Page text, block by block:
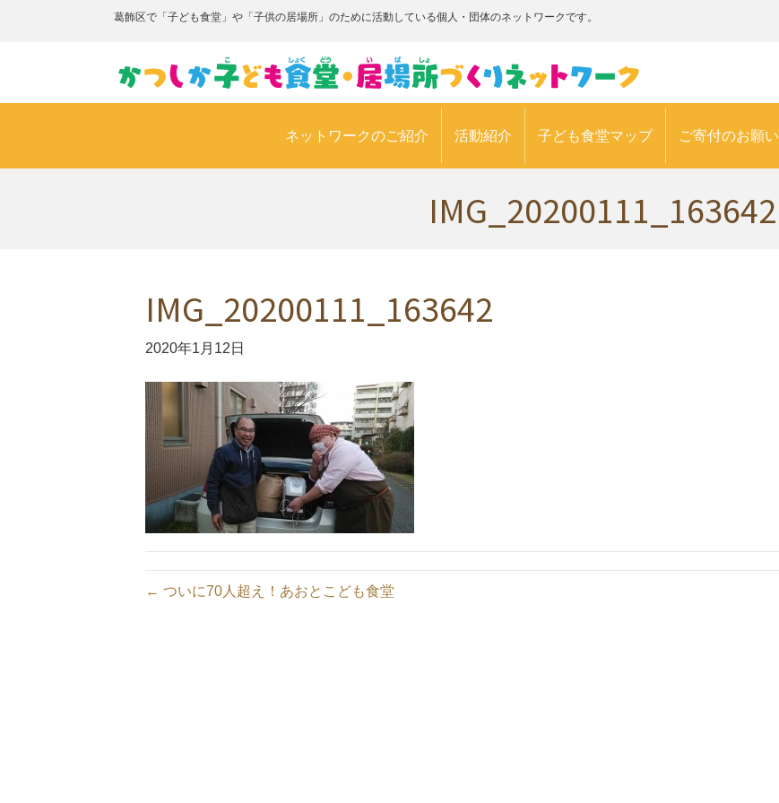
葛飾区で「子ども食堂」や「子供の居場所」のために活動している個人・団体のネットワークです。
ネットワークのご紹介 活動紹介 子ども食堂マップ ご寄付のお願い
IMG_20200111_163642
IMG_20200111_163642
2020年1月12日
← ついに70人超え！あおとこども食堂